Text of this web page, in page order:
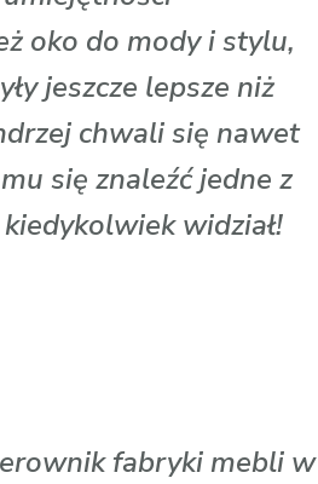
oko do mody i stylu,
jeszcze lepsze niż
chwali się nawet
się znaleźć jedne z
widział!
fabryki mebli w